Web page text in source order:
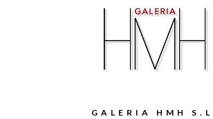
GALERIA HMH